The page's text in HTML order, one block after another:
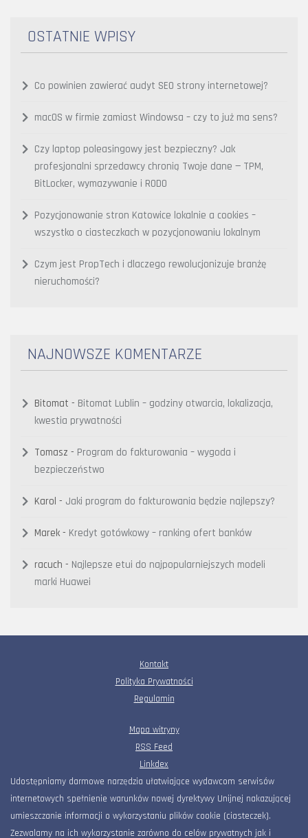
OSTATNIE WPISY
Co powinien zawierać audyt SEO strony internetowej?
macOS w firmie zamiast Windowsa – czy to już ma sens?
Czy laptop poleasingowy jest bezpieczny? Jak
profesjonalni sprzedawcy chronią Twoje dane — TPM,
BitLocker, wymazywanie i RODO
Pozycjonowanie stron Katowice lokalnie a cookies –
wszystko o ciasteczkach w pozycjonowaniu lokalnym
Czym jest PropTech i dlaczego rewolucjonizuje branżę
nieruchomości?
NAJNOWSZE KOMENTARZE
Bitomat - Bitomat Lublin – godziny otwarcia, lokalizacja,
kwestia prywatności
Tomasz - Program do fakturowania – wygoda i
bezpieczeństwo
Karol - Jaki program do fakturowania będzie najlepszy?
Marek - Kredyt gotówkowy – ranking ofert banków
racuch - Najlepsze etui do najpopularniejszych modeli
marki Huawei
Kontakt
Polityka Prywatności
Regulamin
Mapa witryny
RSS Feed
Linkdex
Udostępniamy darmowe narzędzia ułatwiające wydawcom serwisów
internetowych spełnienie warunków nowej dyrektywy Unijnej nakazującej
umieszczanie informacji o wykorzystaniu plików cookie (ciasteczek).
Zezwalamy na ich wykorzystanie zarówno do celów prywatnych jak i